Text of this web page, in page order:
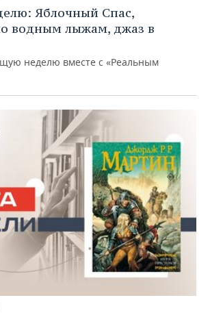
Яблочный Спас,
водным лыжам, джаз в
неделю вместе с «Реальным